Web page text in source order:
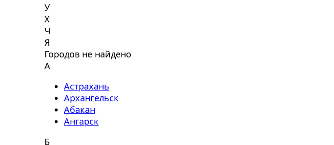
У
Х
Ч
Я
Городов не найдено
А
Астрахань
Архангельск
Абакан
Ангарск
Б